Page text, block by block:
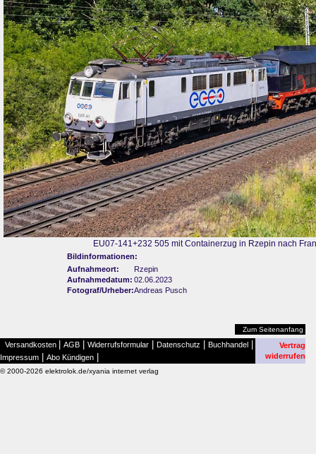
EU07-141+232 505 mit Containerzug in Rzepin nach
Bildinformationen:
Aufnahmeort:
Rzepin
Aufnahmedatum: 02.06.2023
Fotograf/Urheber:Andreas Pusch
Zum Seitenanfang
Versandkosten AGB Widerrufsformular Datenschutz Buchhandel
Impressum Abo Kündigen
Vertrag
widerrufen
© 2000-2026 elektrolok.de/xyania internet verlag